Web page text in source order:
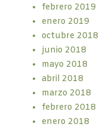
febrero 2019
enero 2019
octubre 2018
junio 2018
mayo 2018
abril 2018
marzo 2018
febrero 2018
enero 2018